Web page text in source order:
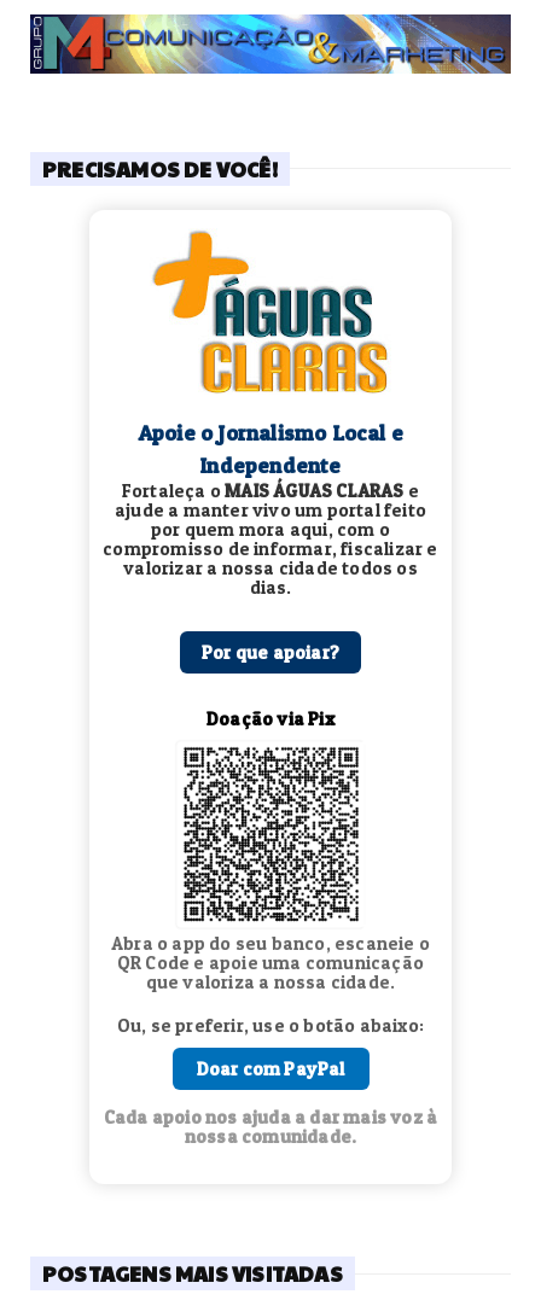
PRECISAMOS DE VOCÊ!
Apoie o Jornalismo Local e
Independente
Fortaleça oMAIS ÁGUAS CLARAS e
ajude a manter vivo um portal feito
por quem mora aqui, com o
compromisso de informar, fiscalizar e
valorizar a nossa cidade todos os
dias.
Por que apoiar?
Doação via Pix
Abra o app do seu banco, escaneie o
QR Code e apoie uma comunicação
que valoriza a nossa cidade.
Ou, se preferir, use o botão abaixo:
Doar com PayPal
Cada apoio nos ajuda a dar mais voz à
nossa comunidade.
POSTAGENS MAIS VISITADAS